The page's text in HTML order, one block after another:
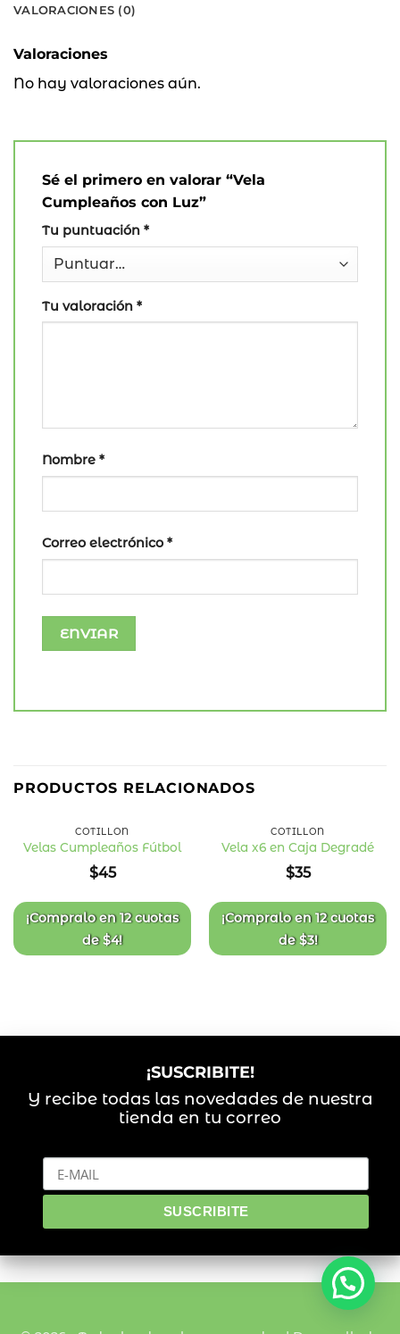
VALORACIONES (0)
Valoraciones
No hay valoraciones aún.
Sé el primero en valorar “Vela
Cumpleaños con Luz”
Tu puntuación *
Tu valoración *
Nombre *
Correo electrónico *
PRODUCTOS RELACIONADOS
de
deseos
COTILLÓN
Velas Cumpleaños Fútbol
$45
¡Compralo en12 cuotas
de$4!
de
deseos
COTILLÓN
Vela x6 en Caja Degradé
$35
¡Compralo en12 cuotas
de$3!
¡SUSCRIBITE!
Y recibe todas las novedades de nuestra
tienda en tu correo